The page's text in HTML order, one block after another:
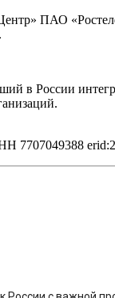
ПАО
в России
7707049388